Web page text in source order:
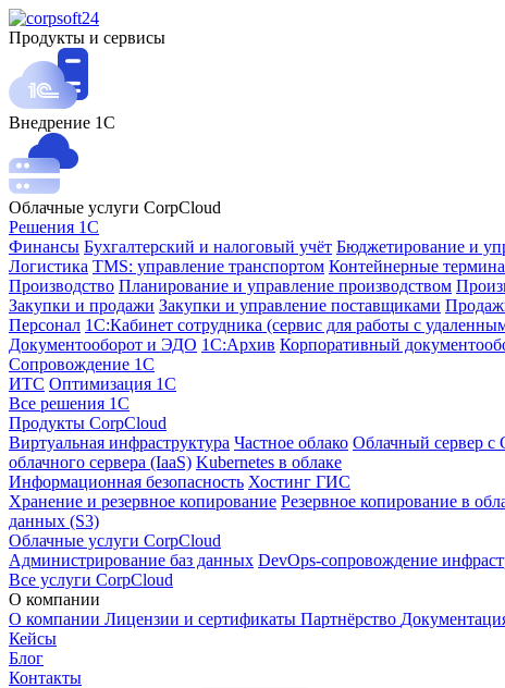
Продукты и сервисы
Внедрение 1С
Облачные услуги CorpCloud
Решения 1С
Финансы Бухгалтерский и налоговый учёт Бюджетирование и
Логистика TMS: управление транспортом Контейнерные
Производство Планирование и управление производством
Закупки и продажи Закупки и управление поставщиками
Персонал 1С:Кабинет сотрудника (сервис для работы с
Документооборот и ЭДО 1С:Архив Корпоративный
Сопровождение 1С
ИТС Оптимизация 1С
Все решения 1С
Продукты CorpCloud
Виртуальная инфраструктура Частное облако Облачный сервер с
облачного сервера (IaaS) Kubernetes в облаке
Информационная безопасность Хостинг ГИС
Хранение и резервное копирование Резервное копирование в
данных (S3)
Облачные услуги CorpCloud
Администрирование баз данных DevOps-сопровождение
Все услуги CorpCloud
О компании
О компании Лицензии и сертификаты Партнёрство
Кейсы
Блог
Контакты